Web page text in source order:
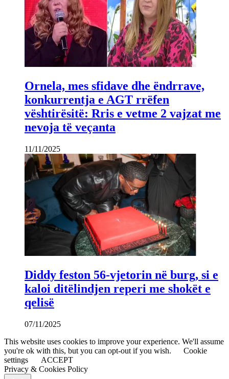
Ornela, mes sfidave dhe ëndrrave,
konkurrentja e AGT rrëfen
vështirësitë: Rris e vetme 2 vajzat me
nevoja të veçanta
11/11/2025
Diddy feston 56-vjetorin në burg, si e
kaloi ditëlindjen reperi me shokët e
qelisë
07/11/2025
This website uses cookies to improve your experience. We'll assume
you're ok with this, but you can opt-out if you wish.
Cookie
settings
ACCEPT
Privacy & Cookies Policy